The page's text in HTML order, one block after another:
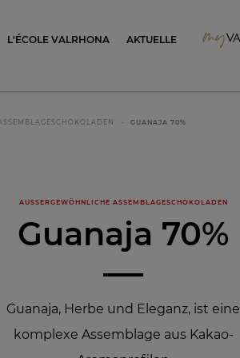
L'ÉCOLE VALRHONA AKTUELLE
GUANAJA 70%
AUSSERGEWÖHNLICHE ASSEMBLAGESCHOKOLADEN
Guanaja 70%
Guanaja, Herbe und Eleganz, ist eine
komplexe Assemblage aus Kakao-